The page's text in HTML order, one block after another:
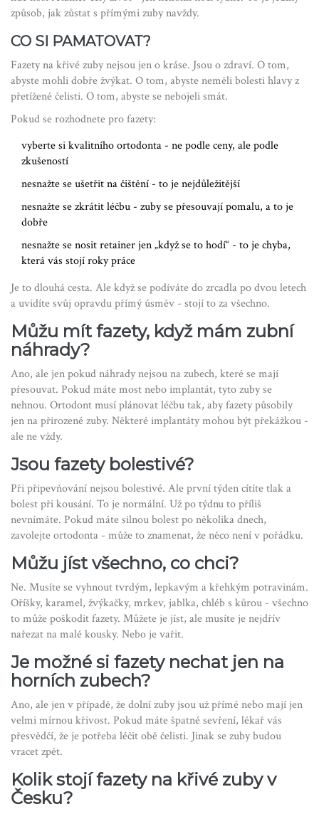
způsob, jak zůstat s přímými zuby navždy.
CO SI PAMATOVAT?
Fazety na křivé zuby nejsou jen o kráse. Jsou o zdraví. O tom,
abyste mohli dobře žvýkat. O tom, abyste neměli bolesti hlavy z
přetížené čelisti. O tom, abyste se nebojeli smát.
Pokud se rozhodnete pro fazety:
vyberte si kvalitního ortodonta - ne podle ceny, ale podle
zkušeností
nesnažte se ušetřit na čištění - to je nejdůležitější
nesnažte se zkrátit léčbu - zuby se přesouvají pomalu, a to je
dobře
nesnažte se nosit retainer jen „když se to hodí“ - to je chyba,
která vás stojí roky práce
Je to dlouhá cesta. Ale když se podíváte do zrcadla po dvou letech
a uvidíte svůj opravdu přímý úsměv - stojí to za všechno.
Můžu mít fazety, když mám zubní
náhrady?
Ano, ale jen pokud náhrady nejsou na zubech, které se mají
přesouvat. Pokud máte most nebo implantát, tyto zuby se
nehnou. Ortodont musí plánovat léčbu tak, aby fazety působily
jen na přirozené zuby. Některé implantáty mohou být překážkou -
ale ne vždy.
Jsou fazety bolestivé?
Při připevňování nejsou bolestivé. Ale první týden cítíte tlak a
bolest při kousání. To je normální. Už po týdnu to příliš
nevnímáte. Pokud máte silnou bolest po několika dnech,
zavolejte ortodonta - může to znamenat, že něco není v pořádku.
Můžu jíst všechno, co chci?
Ne. Musíte se vyhnout tvrdým, lepkavým a křehkým potravinám.
Oříšky, karamel, žvýkačky, mrkev, jablka, chléb s kůrou - všechno
to může poškodit fazety. Můžete je jíst, ale musíte je nejdřív
nařezat na malé kousky. Nebo je vařit.
Je možné si fazety nechat jen na
horních zubech?
Ano, ale jen v případě, že dolní zuby jsou už přímé nebo mají jen
velmi mírnou křivost. Pokud máte špatné sevření, lékař vás
přesvědčí, že je potřeba léčit obě čelisti. Jinak se zuby budou
vracet zpět.
Kolik stojí fazety na křivé zuby v
Česku?